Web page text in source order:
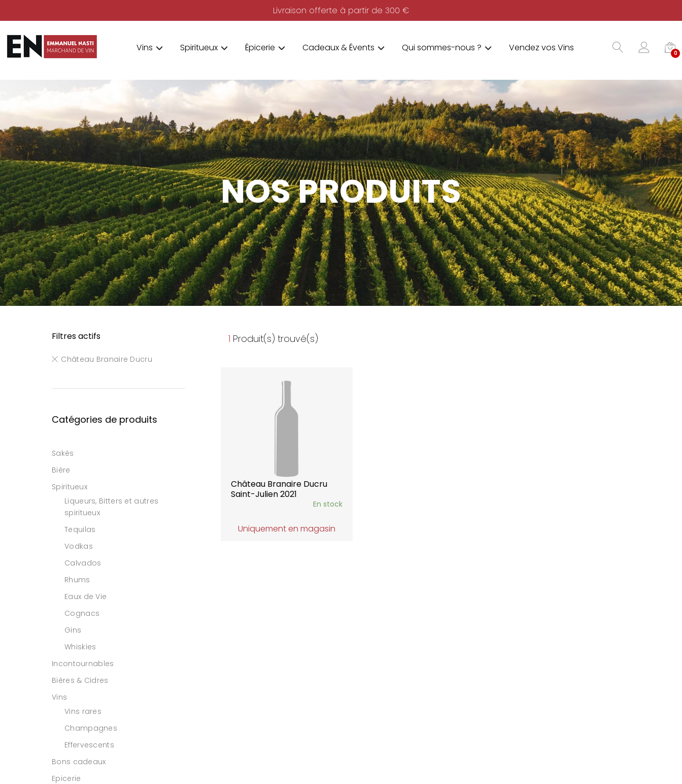
Livraison offerte à partir de 300 €
Vins Spiritueux Épicerie Cadeaux & Évents Qui sommes-nous ? Vendez vos Vins 0
NOS PRODUITS
1 Produit(s) trouvé(s)
Château Branaire Ducru
Saint-Julien 2021
En stock
Uniquement en magasin
Filtres actifs
Château Branaire Ducru
Catégories de produits
Sakés
Bière
Spiritueux
Liqueurs, Bitters et autres
spiritueux
Tequilas
Vodkas
Calvados
Rhums
Eaux de Vie
Cognacs
Gins
Whiskies
Incontournables
Bières & Cidres
Vins
Vins rares
Champagnes
Effervescents
Bons cadeaux
Epicerie